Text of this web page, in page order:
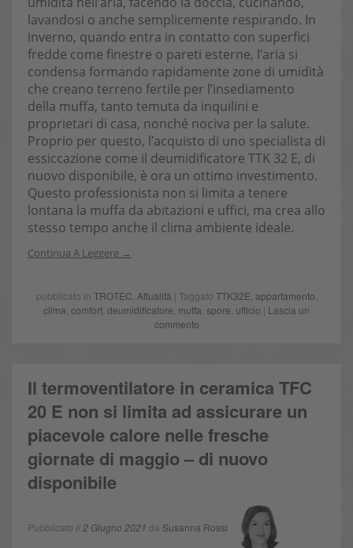
lavandosi o anche semplicemente respirando. In
inverno, quando entra in contatto con superfici
fredde come finestre o pareti esterne, l’aria si
condensa formando rapidamente zone di umidità
che creano terreno fertile per l’insediamento
della muffa, tanto temuta da inquilini e
proprietari di casa, nonché nociva per la salute.
Proprio per questo, l’acquisto di uno specialista di
essiccazione come il deumidificatore TTK 32 E, di
nuovo disponibile, è ora un ottimo investimento.
Questo professionista non si limita a tenere
lontana la muffa da abitazioni e uffici, ma crea allo
stesso tempo anche il clima ambiente ideale.
Continua A Leggere
pubblicato in TROTEC Attualità | Taggato TTK32E appartamento
clima comfort deumidificatore muffa spore ufficio | Lascia un
commento
Il termoventilatore in ceramica TFC
20 E non si limita ad assicurare un
piacevole calore nelle fresche
giornate di maggio – di nuovo
disponibile
Pubblicato il2 Giugno 2021 da Susanna Rossi